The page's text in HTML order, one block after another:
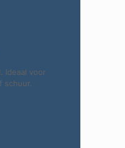
Ideaal voor
schuur.